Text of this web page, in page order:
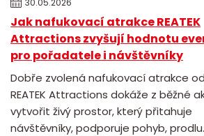
Jak nafukovací atrakce REATEK
Attractions zvyšují hodnotu
pro pořadatele i návštěvníky
Dobře zvolená nafukovací atrakce od
REATEK Attractions dokáže z běžné
vytvořit živý prostor, který přitahuje
návštěvníky, podporuje pohyb,